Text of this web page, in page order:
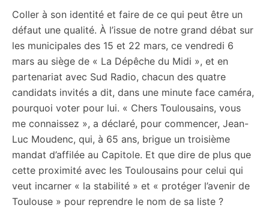
Coller à son identité et faire de ce qui peut être un
défaut une qualité. À l’issue de notre grand débat sur
les municipales des 15 et 22 mars, ce vendredi 6
mars au siège de « La Dépêche du Midi », et en
partenariat avec Sud Radio, chacun des quatre
candidats invités a dit, dans une minute face caméra,
pourquoi voter pour lui. « Chers Toulousains, vous
me connaissez », a déclaré, pour commencer, Jean-
Luc Moudenc, qui, à 65 ans, brigue un troisième
mandat d’affilée au Capitole. Et que dire de plus que
cette proximité avec les Toulousains pour celui qui
veut incarner « la stabilité » et « protéger l’avenir de
Toulouse » pour reprendre le nom de sa liste ?